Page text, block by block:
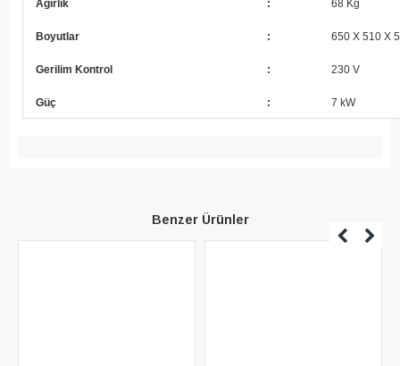
Ağırlık : 68 Kg
Boyutlar : 650 X 510 X
Gerilim Kontrol : 230 V
Güç : 7 kW
Benzer Ürünler